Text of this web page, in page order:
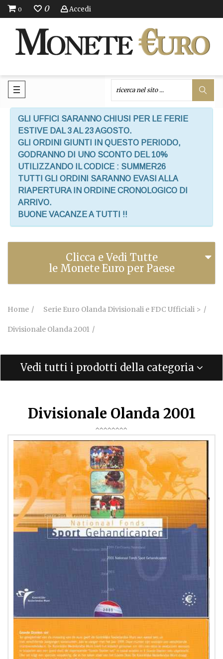
0 0 Accedi
GLI UFFICI SARANNO CHIUSI PER LE FERIE
ESTIVE DAL 3 AL 23 AGOSTO.
GLI ORDINI GIUNTI IN QUESTO PERIODO,
GODRANNO DI UNO SCONTO DEL 10%
UTILIZZANDO IL CODICE : SUMMER26
TUTTI GLI ORDINI SARANNO EVASI ALLA
RIAPERTURA IN ORDINE CRONOLOGICO DI
ARRIVO.
BUONE VACANZE A TUTTI !!
Clicca e Vedi Tutte
le Monete Euro per Paese
Home Serie Euro Olanda Divisionali e FDC Ufficiali >
Divisionale Olanda 2001
Vedi tutti i prodotti della categoria
Divisionale Olanda 2001